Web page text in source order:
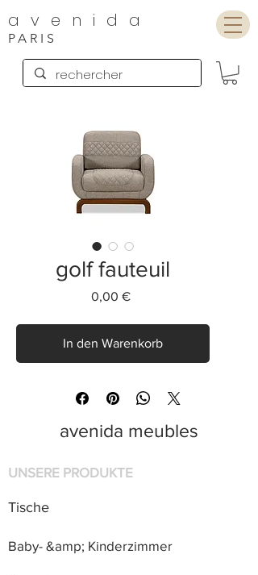
avenida
PARIS
golf fauteuil
0,00 €Preis
In den Warenkorb
avenida meubles
UNSERE PRODUKTE
Tische
Baby- &amp; Kinderzimmer